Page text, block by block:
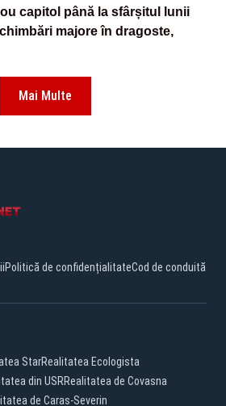
capitol până la sfârșitul lunii
majore în dragoste,
Mai Multe
Politică de confidențialitateCod de conduită
StarRealitatea Ecologista
din USRRealitatea de Covasna
de Caras-Severin